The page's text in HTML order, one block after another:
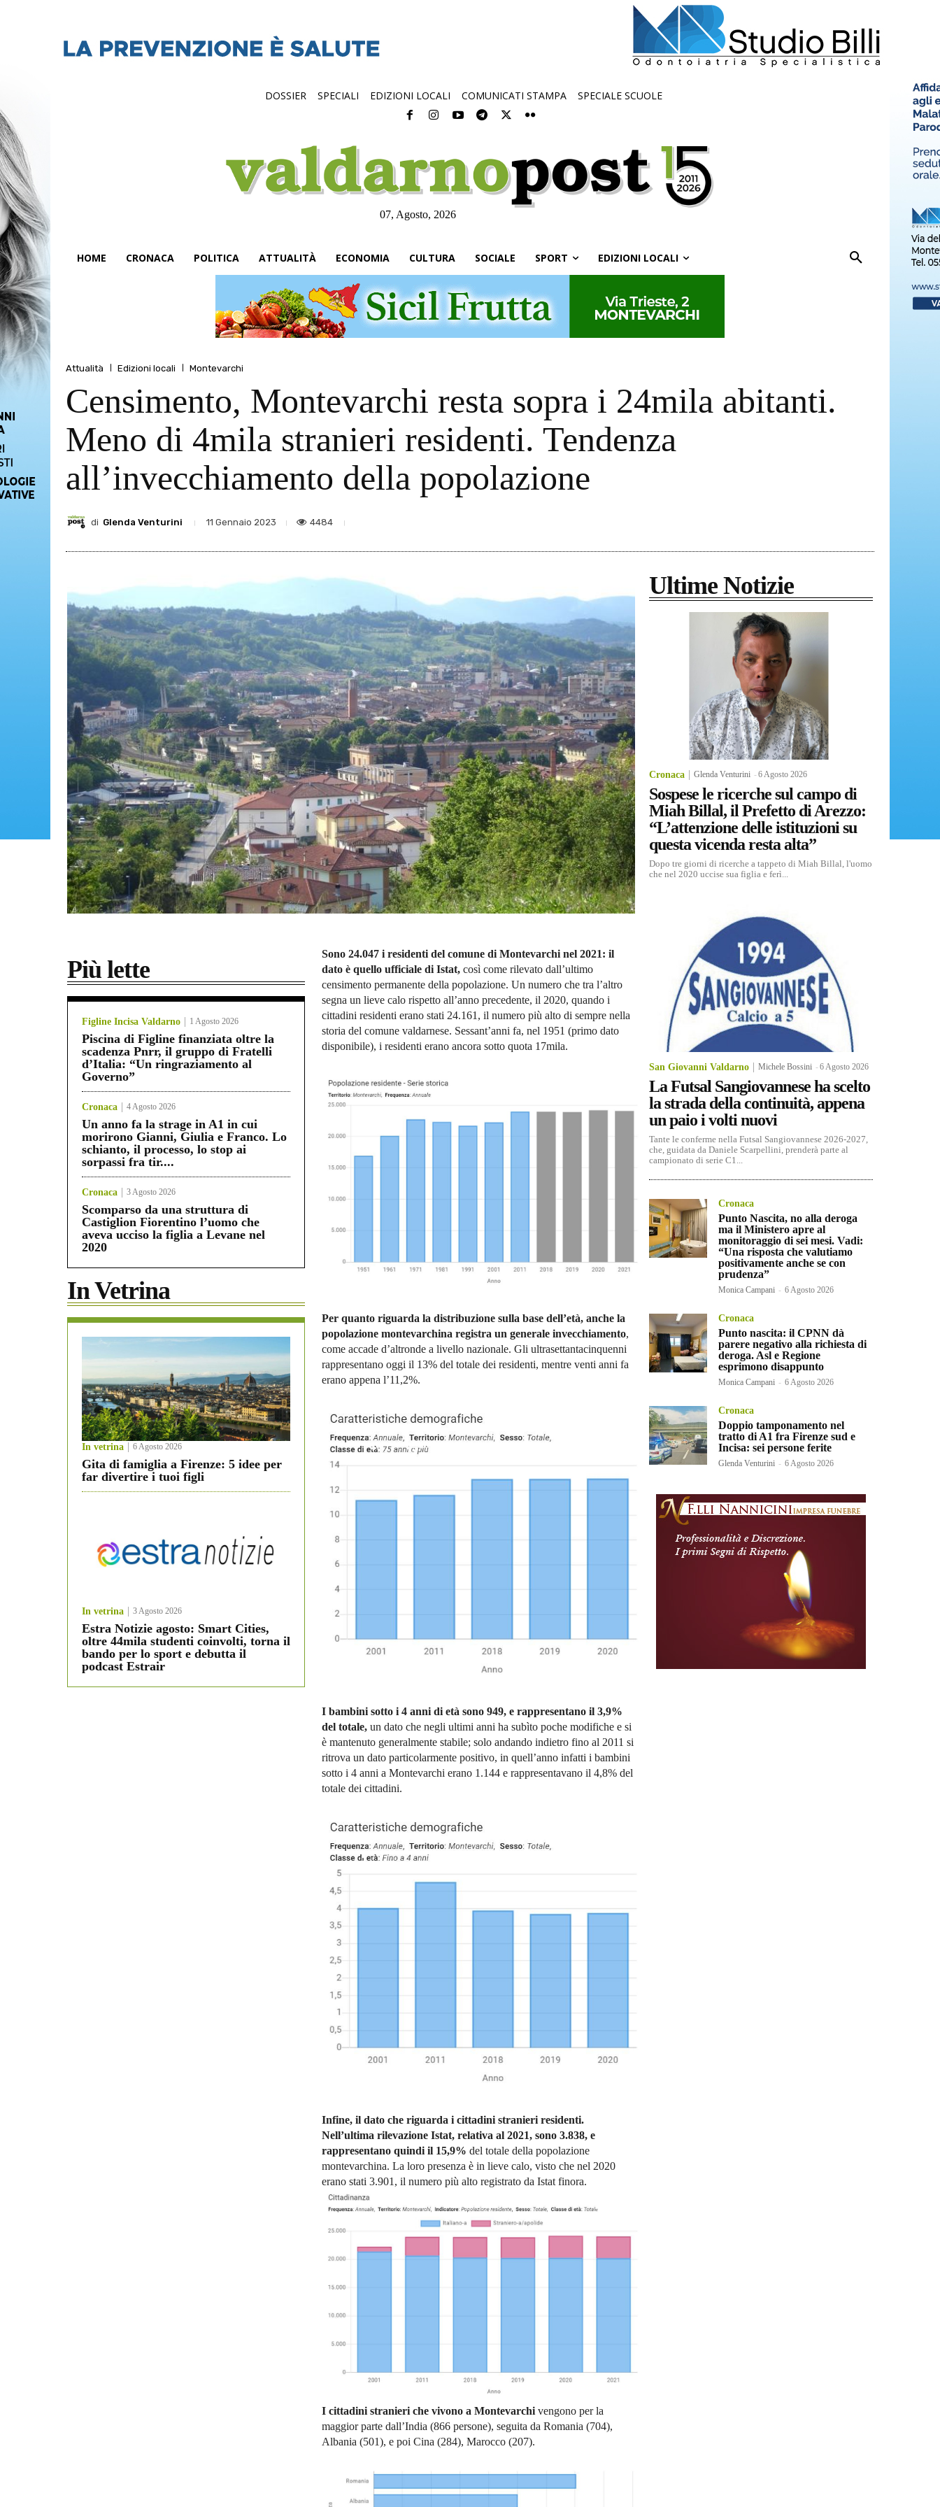
DOSSIER SPECIALI EDIZIONI LOCALI COMUNICATI STAMPA SPECIALE SCUOLE
07, Agosto, 2026
HOME CRONACA POLITICA ATTUALITÀ ECONOMIA CULTURA SOCIALE SPORT EDIZIONI LOCALI
Attualità Edizioni locali Montevarchi
Censimento, Montevarchi resta sopra i 24mila abitanti.
Meno di 4mila stranieri residenti. Tendenza
all’invecchiamento della popolazione
di Glenda Venturini 11 Gennaio 2023 4484
Più lette
Figline Incisa Valdarno 1 Agosto 2026
Piscina di Figline finanziata oltre la
scadenza Pnrr, il gruppo di Fratelli
d’Italia: “Un ringraziamento al
Governo”
Cronaca 4 Agosto 2026
Un anno fa la strage in A1 in cui
morirono Gianni, Giulia e Franco. Lo
schianto, il processo, lo stop ai
sorpassi fra tir....
Cronaca 3 Agosto 2026
Scomparso da una struttura di
Castiglion Fiorentino l’uomo che
aveva ucciso la figlia a Levane nel
2020
In Vetrina
In vetrina 6 Agosto 2026
Gita di famiglia a Firenze: 5 idee per
far divertire i tuoi figli
In vetrina 3 Agosto 2026
Estra Notizie agosto: Smart Cities,
oltre 44mila studenti coinvolti, torna il
bando per lo sport e debutta il
podcast Estrair
Sono 24.047 i residenti del comune di Montevarchi nel 2021: il
dato è quello ufficiale di Istat, così come rilevato dall’ultimo
censimento permanente della popolazione. Un numero che tra l’altro
segna un lieve calo rispetto all’anno precedente, il 2020, quando i
cittadini residenti erano stati 24.161, il numero più alto di sempre nella
storia del comune valdarnese. Sessant’anni fa, nel 1951 (primo dato
disponibile), i residenti erano ancora sotto quota 17mila.
Per quanto riguarda la distribuzione sulla base dell’età, anche la
popolazione montevarchina registra un generale invecchiamento,
come accade d’altronde a livello nazionale. Gli ultrasettantacinquenni
rappresentano oggi il 13% del totale dei residenti, mentre venti anni fa
erano appena l’11,2%.
I bambini sotto i 4 anni di età sono 949, e rappresentano il 3,9%
del totale, un dato che negli ultimi anni ha subìto poche modifiche e si
è mantenuto generalmente stabile; solo andando indietro fino al 2011 si
ritrova un dato particolarmente positivo, in quell’anno infatti i bambini
sotto i 4 anni a Montevarchi erano 1.144 e rappresentavano il 4,8% del
totale dei cittadini.
Infine, il dato che riguarda i cittadini stranieri residenti.
Nell’ultima rilevazione Istat, relativa al 2021, sono 3.838, e
rappresentano quindi il 15,9% del totale della popolazione
montevarchina. La loro presenza è in lieve calo, visto che nel 2020
erano stati 3.901, il numero più alto registrato da Istat finora.
I cittadini stranieri che vivono a Montevarchi vengono per la
maggior parte dall’India (866 persone), seguita da Romania (704),
Albania (501), e poi Cina (284), Marocco (207).
Ultime Notizie
Cronaca Glenda Venturini -6 Agosto 2026
Sospese le ricerche sul campo di
Miah Billal, il Prefetto di Arezzo:
“L’attenzione delle istituzioni su
questa vicenda resta alta”
Dopo tre giorni di ricerche a tappeto di Miah Billal, l'uomo
che nel 2020 uccise sua figlia e ferì...
San Giovanni Valdarno Michele Bossini -6 Agosto 2026
La Futsal Sangiovannese ha scelto
la strada della continuità, appena
un paio i volti nuovi
Tante le conferme nella Futsal Sangiovannese 2026-2027,
che, guidata da Daniele Scarpellini, prenderà parte al
campionato di serie C1...
Cronaca
Punto Nascita, no alla deroga
ma il Ministero apre al
monitoraggio di sei mesi. Vadi:
“Una risposta che valutiamo
positivamente anche se con
prudenza”
Monica Campani - 6 Agosto 2026
Cronaca
Punto nascita: il CPNN dà
parere negativo alla richiesta di
deroga. Asl e Regione
esprimono disappunto
Monica Campani - 6 Agosto 2026
Cronaca
Doppio tamponamento nel
tratto di A1 fra Firenze sud e
Incisa: sei persone ferite
Glenda Venturini - 6 Agosto 2026